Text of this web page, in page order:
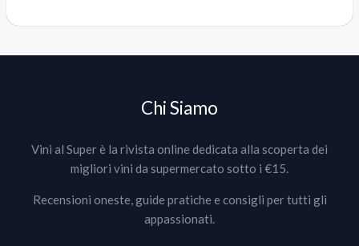
Chi Siamo
Vini al Super è la rivista online dedicata alla scoperta dei
migliori vini da supermercato sotto i €15.
Recensioni oneste, guide pratiche e consigli per tutti gli
appassionati.